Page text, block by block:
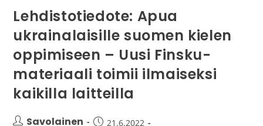
Lehdistotiedote: Apua
ukrainalaisille suomen kielen
oppimiseen – Uusi Finsku-
materiaali toimii ilmaiseksi
kaikilla laitteilla
Savolainen 21.6.2022